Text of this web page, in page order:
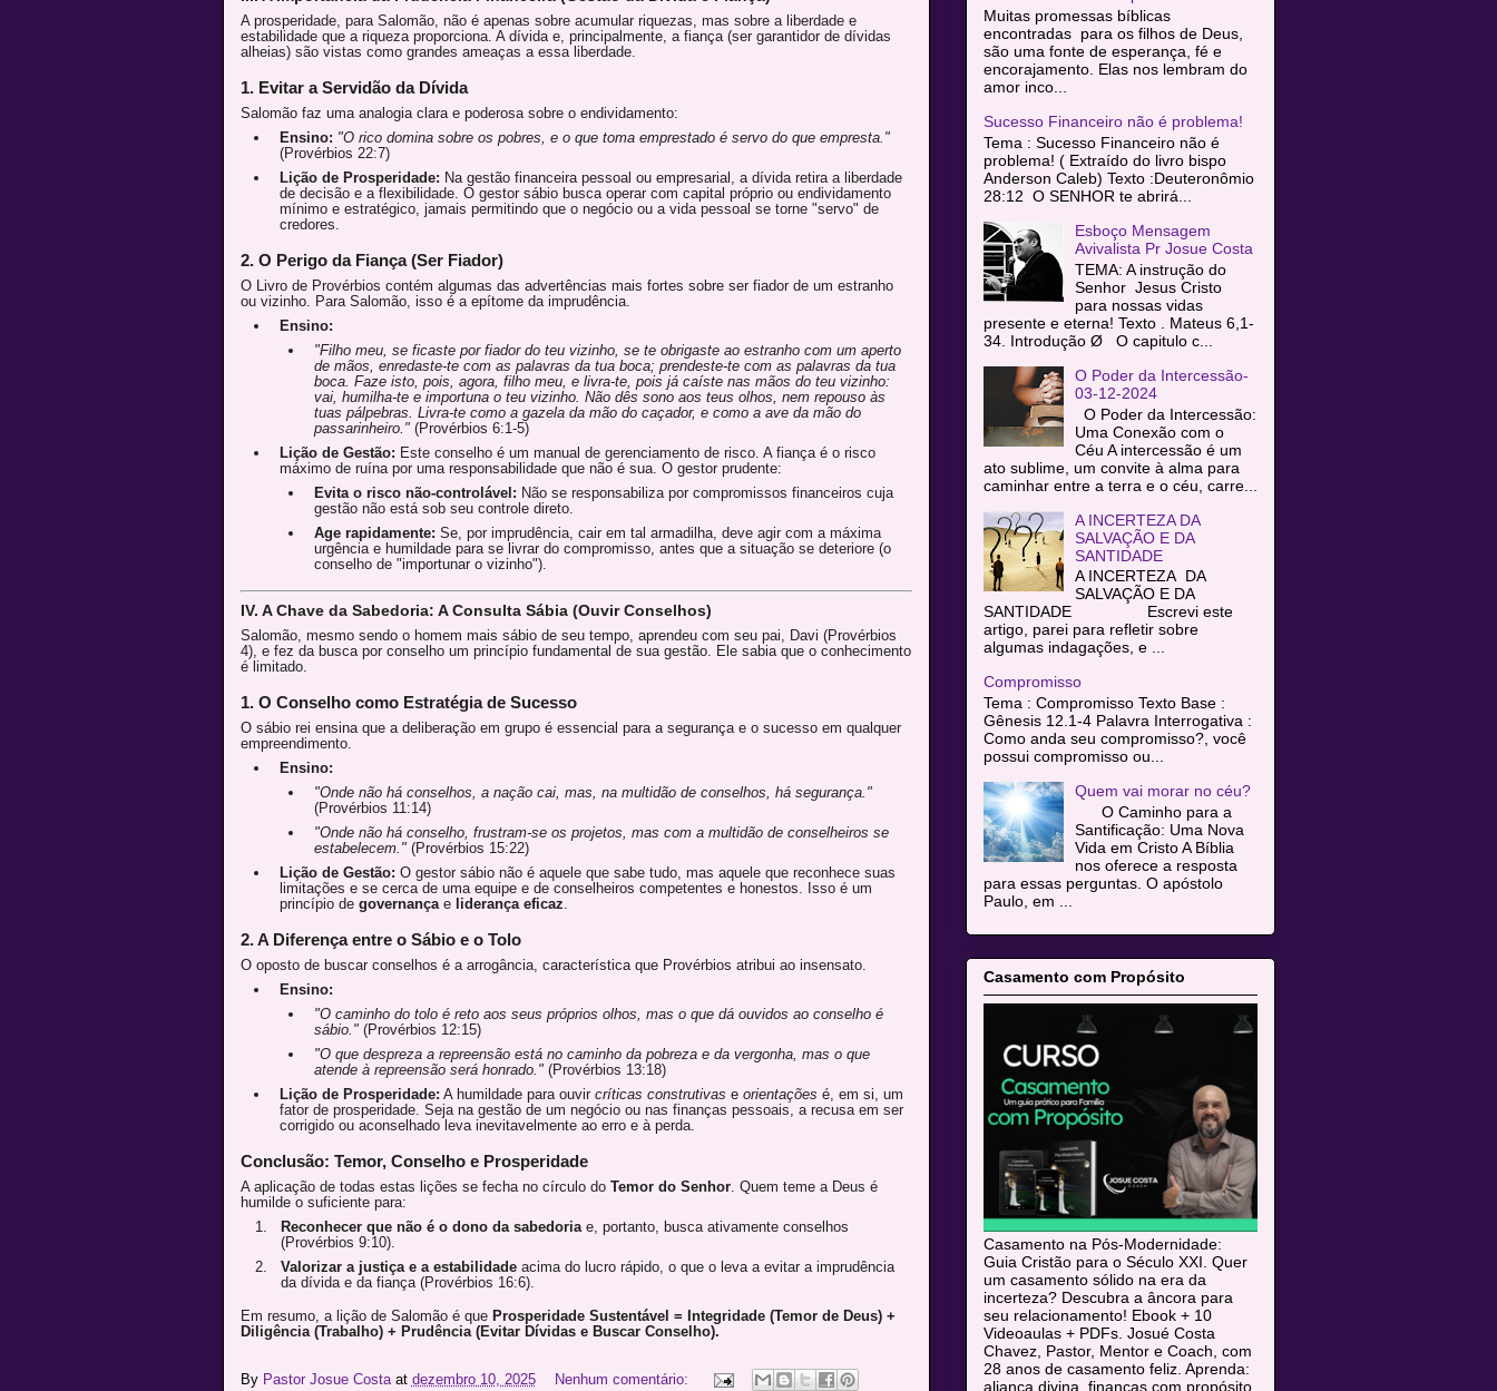
A prosperidade, para Salomão, não é apenas sobre acumular riquezas, mas sobre a liberdade e
estabilidade que a riqueza proporciona. A dívida e, principalmente, a fiança (ser garantidor de dívidas
alheias) são vistas como grandes ameaças a essa liberdade.
1. Evitar a Servidão da Dívida
Salomão faz uma analogia clara e poderosa sobre o endividamento:
Ensino: "O rico domina sobre os pobres, e o que toma emprestado é servo do que empresta."
(Provérbios 22:7)
Lição de Prosperidade: Na gestão financeira pessoal ou empresarial, a dívida retira a liberdade
de decisão e a flexibilidade. O gestor sábio busca operar com capital próprio ou endividamento
mínimo e estratégico, jamais permitindo que o negócio ou a vida pessoal se torne "servo" de
credores.
2. O Perigo da Fiança (Ser Fiador)
O Livro de Provérbios contém algumas das advertências mais fortes sobre ser fiador de um estranho
ou vizinho. Para Salomão, isso é a epítome da imprudência.
Ensino:
"Filho meu, se ficaste por fiador do teu vizinho, se te obrigaste ao estranho com um aperto
de mãos, enredaste-te com as palavras da tua boca; prendeste-te com as palavras da tua
boca. Faze isto, pois, agora, filho meu, e livra-te, pois já caíste nas mãos do teu vizinho:
vai, humilha-te e importuna o teu vizinho. Não dês sono aos teus olhos, nem repouso às
tuas pálpebras. Livra-te como a gazela da mão do caçador, e como a ave da mão do
passarinheiro."(Provérbios 6:1-5)
Lição de Gestão: Este conselho é um manual de gerenciamento de risco. A fiança é o risco
máximo de ruína por uma responsabilidade que não é sua. O gestor prudente:
Evita o risco não-controlável: Não se responsabiliza por compromissos financeiros cuja
gestão não está sob seu controle direto.
Age rapidamente: Se, por imprudência, cair em tal armadilha, deve agir com a máxima
urgência e humildade para se livrar do compromisso, antes que a situação se deteriore (o
conselho de "importunar o vizinho").
IV. A Chave da Sabedoria: A Consulta Sábia (Ouvir Conselhos)
Salomão, mesmo sendo o homem mais sábio de seu tempo, aprendeu com seu pai, Davi (Provérbios
4), e fez da busca por conselho um princípio fundamental de sua gestão. Ele sabia que o conhecimento
é limitado.
1. O Conselho como Estratégia de Sucesso
O sábio rei ensina que a deliberação em grupo é essencial para a segurança e o sucesso em qualquer
empreendimento.
Ensino:
"Onde não há conselhos, a nação cai, mas, na multidão de conselhos, há segurança."
(Provérbios 11:14)
"Onde não há conselho, frustram-se os projetos, mas com a multidão de conselheiros se
estabelecem."(Provérbios 15:22)
Lição de Gestão: O gestor sábio não é aquele que sabe tudo, mas aquele que reconhece suas
limitações e se cerca de uma equipe e de conselheiros competentes e honestos. Isso é um
princípio de governançae liderança eficaz.
2. A Diferença entre o Sábio e o Tolo
O oposto de buscar conselhos é a arrogância, característica que Provérbios atribui ao insensato.
Ensino:
"O caminho do tolo é reto aos seus próprios olhos, mas o que dá ouvidos ao conselho é
sábio."(Provérbios 12:15)
"O que despreza a repreensão está no caminho da pobreza e da vergonha, mas o que
atende à repreensão será honrado."(Provérbios 13:18)
Lição de Prosperidade: A humildade para ouvir críticas construtivas e orientações é, em si, um
fator de prosperidade. Seja na gestão de um negócio ou nas finanças pessoais, a recusa em ser
corrigido ou aconselhado leva inevitavelmente ao erro e à perda.
Conclusão: Temor, Conselho e Prosperidade
A aplicação de todas estas lições se fecha no círculo do Temor do Senhor. Quem teme a Deus é
humilde o suficiente para:
Reconhecer que não é o dono da sabedoriae, portanto, busca ativamente conselhos
(Provérbios 9:10).
Valorizar a justiça e a estabilidadeacima do lucro rápido, o que o leva a evitar a imprudência
da dívida e da fiança (Provérbios 16:6).
Em resumo, a lição de Salomão é que Prosperidade Sustentável = Integridade (Temor de Deus) +
Diligência (Trabalho) + Prudência (Evitar Dívidas e Buscar Conselho).
By Pastor Josue Costa at dezembro 10, 2025 Nenhum comentário:
Muitas promessas bíblicas
encontradas para os filhos de Deus,
são uma fonte de esperança, fé e
encorajamento. Elas nos lembram do
amor inco...
Sucesso Financeiro não é problema!
Tema : Sucesso Financeiro não é
problema! ( Extraído do livro bispo
Anderson Caleb) Texto :Deuteronômio
28:12 O SENHOR te abrirá...
Esboço Mensagem
Avivalista Pr Josue Costa
TEMA: A instrução do
Senhor Jesus Cristo
para nossas vidas
presente e eterna! Texto . Mateus 6,1-
34. Introdução Ø O capitulo c...
O Poder da Intercessão-
03-12-2024
O Poder da Intercessão:
Uma Conexão com o
Céu A intercessão é um
ato sublime, um convite à alma para
caminhar entre a terra e o céu, carre...
A INCERTEZA DA
SALVAÇÃO E DA
SANTIDADE
A INCERTEZA DA
SALVAÇÃO E DA
SANTIDADE Escrevi este
artigo, parei para refletir sobre
algumas indagações, e ...
Compromisso
Tema : Compromisso Texto Base :
Gênesis 12.1-4 Palavra Interrogativa :
Como anda seu compromisso?, você
possui compromisso ou...
Quem vai morar no céu?
O Caminho para a
Santificação: Uma Nova
Vida em Cristo A Bíblia
nos oferece a resposta
para essas perguntas. O apóstolo
Paulo, em ...
Casamento com Propósito
Casamento na Pós-Modernidade:
Guia Cristão para o Século XXI. Quer
um casamento sólido na era da
incerteza? Descubra a âncora para
seu relacionamento! Ebook + 10
Videoaulas + PDFs. Josué Costa
Chavez, Pastor, Mentor e Coach, com
28 anos de casamento feliz. Aprenda:
aliança divina, finanças com propósito,